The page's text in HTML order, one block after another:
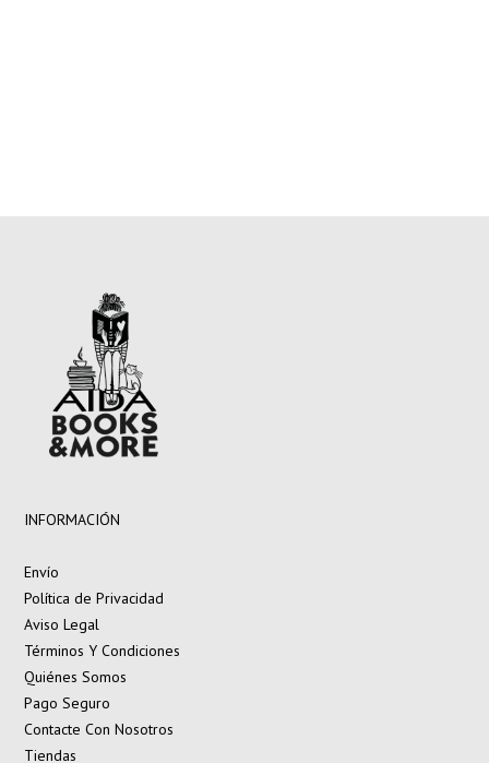
INFORMACIÓN
Envío
Política de Privacidad
Aviso Legal
Términos Y Condiciones
Quiénes Somos
Pago Seguro
Contacte Con Nosotros
Tiendas